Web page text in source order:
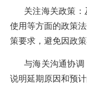
关注海关政策
使用等方面的政策
策要求，避免因政
与海关沟通协调
说明延期原因和预